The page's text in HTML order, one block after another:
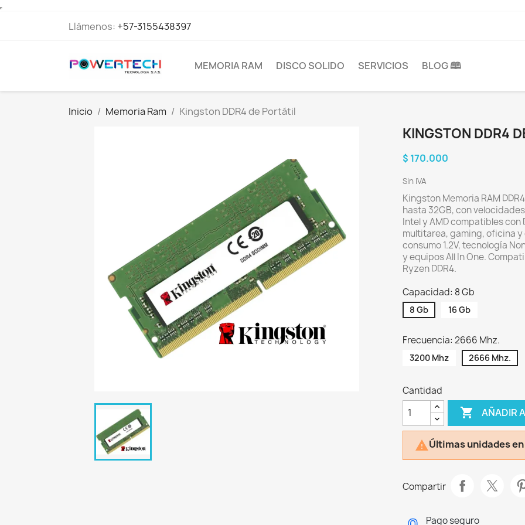
Llámenos: +57-3155438397
MEMORIA RAM DISCO SOLIDO SERVICIOS BLOG 🕮
Inicio Memoria Ram Kingston DDR4 de Portátil
KINGSTON DDR4
$ 170.000
Sin IVA
Kingston Memoria RAM
hasta 32GB, con
Intel y AMD compatibles
multitarea, gaming, oficina y
consumo 1.2V, tecnología
y equipos All In One.
Ryzen DDR4.
Capacidad: 8 Gb
8 Gb 16 Gb
Frecuencia: 2666 Mhz.
3200 Mhz 2666 Mhz.
Cantidad
 AÑADIR
Últimas unidades
Compartir
Pago seguro